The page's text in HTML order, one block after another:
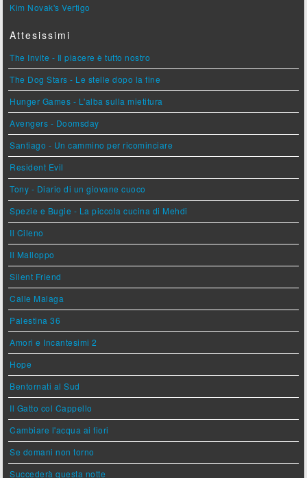
Kim Novak's Vertigo
Attesissimi
The Invite - Il piacere è tutto nostro
The Dog Stars - Le stelle dopo la fine
Hunger Games - L'alba sulla mietitura
Avengers - Doomsday
Santiago - Un cammino per ricominciare
Resident Evil
Tony - Diario di un giovane cuoco
Spezie e Bugie - La piccola cucina di Mehdi
Il Cileno
Il Malloppo
Silent Friend
Calle Malaga
Palestina 36
Amori e Incantesimi 2
Hope
Bentornati al Sud
Il Gatto col Cappello
Cambiare l'acqua ai fiori
Se domani non torno
Succederà questa notte